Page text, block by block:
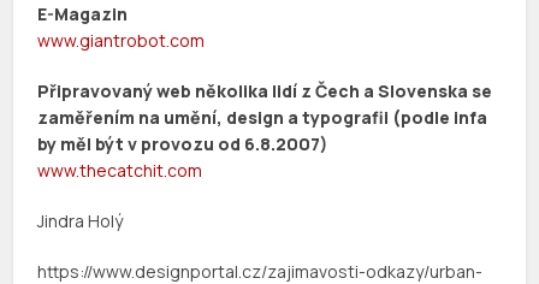
E-Magazin
www.giantrobot.com
Připravovaný web několika lidí z Čech a Slovenska se
zaměřením na umění, design a typografii (podle infa
by měl být v provozu od 6.8.2007)
www.thecatchit.com
Jindra Holý
https://www.designportal.cz/zajimavosti-odkazy/urban-